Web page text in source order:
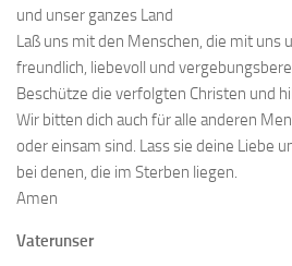
und unser ganzes Land
Laß uns mit den Menschen, die mit uns
freundlich, liebevoll und
Beschütze die verfolgten Christen und
Wir bitten dich auch für alle anderen
oder einsam sind. Lass sie deine Liebe
bei denen, die im Sterben liegen.
Amen
Vaterunser